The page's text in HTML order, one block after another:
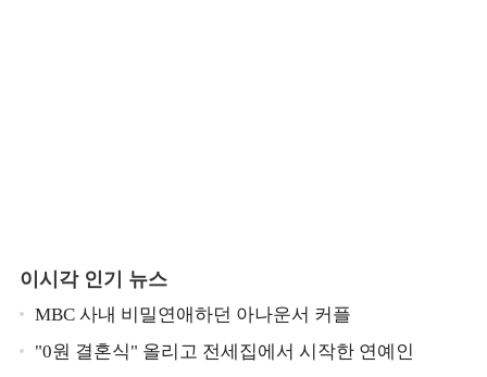
이시각 인기 뉴스
MBC 사내 비밀연애하던 아나운서 커플
"0원 결혼식" 올리고 전세집에서 시작한 연예인